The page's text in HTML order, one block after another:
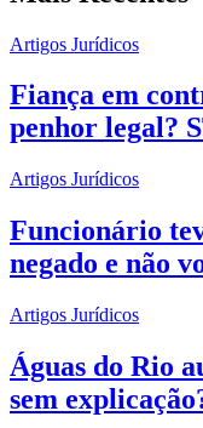
Artigos Jurídicos
Fiança em
penhor legal?
Artigos Jurídicos
Funcionário
negado e não
Artigos Jurídicos
Águas do Rio
sem